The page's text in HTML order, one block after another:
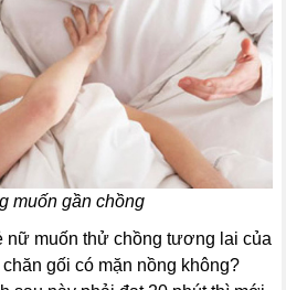
muốn gần chồng
nữ muốn thử chồng tương lai của
gối có mặn nồng không?